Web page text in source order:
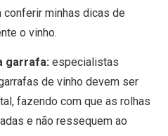
minhas dicas de
o vinho.
garrafa: especialistas
de vinho devem ser
fazendo com que as rolhas
e não ressequem ao